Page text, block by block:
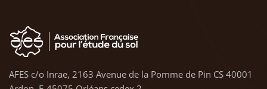
AFES c/o Inrae, 2163 Avenue de la Pomme de Pin CS 40001